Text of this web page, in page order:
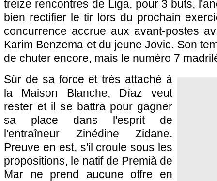
treize rencontres de Liga, pour 3 buts,
bien rectifier le tir lors du prochain
concurrence accrue aux avant-postes
Karim Benzema et du jeune Jovic. Son
de chuter encore, mais le numéro 7
Sûr de sa force et très attaché à
la Maison Blanche, Díaz veut
rester et il se battra pour gagner
sa place dans l'esprit de
l'entraîneur Zinédine Zidane.
Preuve en est, s'il croule sous les
propositions, le natif de Premià de
Mar ne prend aucune offre en